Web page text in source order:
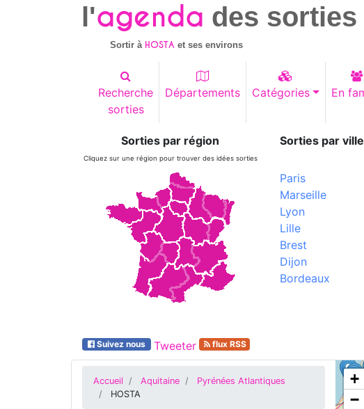
l'agenda des sorties
Sortir à HOSTA et ses environs
Recherche
sorties
Départements Catégories En
Sorties par région
Cliquez sur une région pour trouver des idées sorties
Sorties par ville
Paris
Marseille
Lyon
Lille
Brest
Dijon
Bordeaux
Suivez nous Tweeter flux RSS
Accueil Aquitaine
Pyrénées Atlantiques
HOSTA
+
−